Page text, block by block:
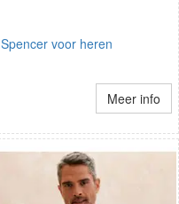
Spencer voor heren
Meer info